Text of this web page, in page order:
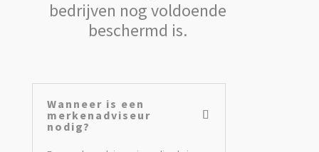
bedrijven nog voldoende
beschermd is.
Wanneer is een
merkenadviseur
nodig?